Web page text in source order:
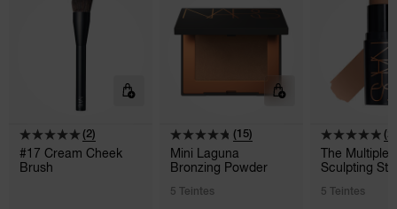
(2)
#17 Cream Cheek
Brush
(15)
Mini Laguna
Bronzing Powder
5 Teintes
The Multiple
Sculpting
5 Teintes